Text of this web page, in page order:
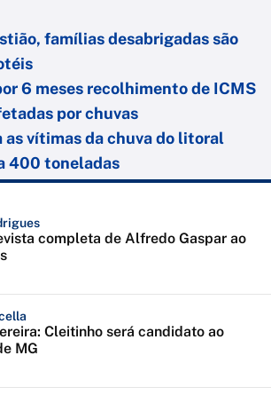
famílias desabrigadas são
6 meses recolhimento de ICMS
por chuvas
as vítimas da chuva do litoral
400 toneladas
completa de Alfredo Gaspar ao
Cleitinho será candidato ao
MG